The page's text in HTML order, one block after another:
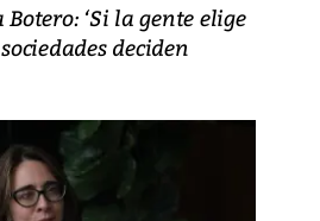
‘Si la gente elige
deciden